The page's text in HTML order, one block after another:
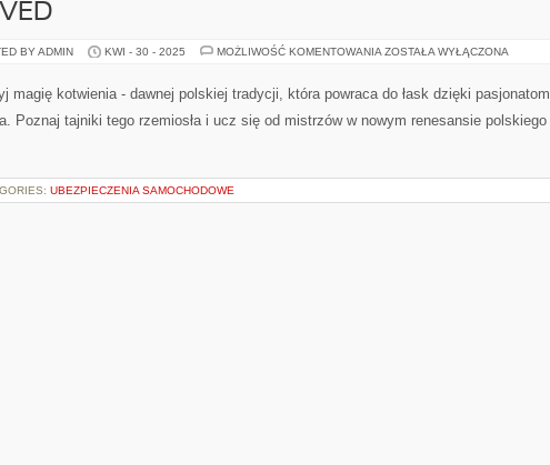
BY ADMIN KWI - 30 - 2025 MOŻLIWOŚĆ KOMENTOWANIA THE
KOTWIENIE:
A
TRADITION
ZOSTAŁA WYŁĄCZONA
magię kotwienia - dawnej polskiej tradycji, która powraca do łask dzięki pasjonatom
Poznaj tajniki tego rzemiosła i ucz się od mistrzów w nowym renesansie polskiego
UBEZPIECZENIA SAMOCHODOWE